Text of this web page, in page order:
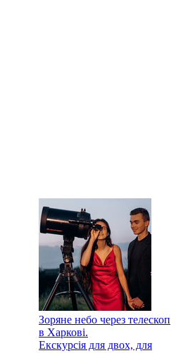
Зоряне небо через телескоп
в Харкові.
Екскурсія для двох, для